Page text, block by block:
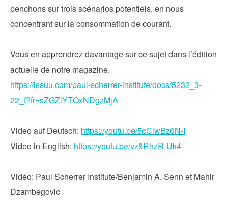
penchons sur trois scénarios potentiels, en nous
concentrant sur la consommation de courant.
Vous en apprendrez davantage sur ce sujet dans l’édition
actuelle de notre magazine.
https://issuu.com/paul-scherrer-institute/docs/5232_3-
22_f?fr=sZGZlYTQxNDgzMjA
Video auf Deutsch: https://youtu.be/5cClwBz0N-I
Video in English: https://youtu.be/vz8RhzR-Uk4
Vidéo: Paul Scherrer Institute/Benjamin A. Senn et Mahir
Dzambegovic